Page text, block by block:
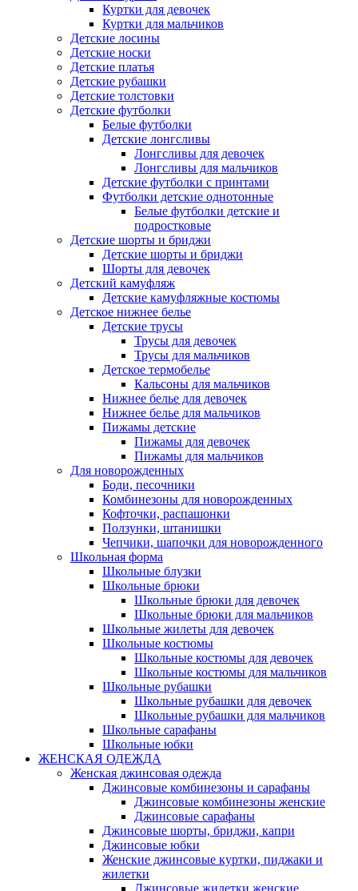
Куртки для девочек
Куртки для мальчиков
Детские лосины
Детские носки
Детские платья
Детские рубашки
Детские толстовки
Детские футболки
Белые футболки
Детские лонгсливы
Лонгсливы для девочек
Лонгсливы для мальчиков
Детские футболки с принтами
Футболки детские однотонные
Белые футболки детские и
подростковые
Детские шорты и бриджи
Детские шорты и бриджи
Шорты для девочек
Детский камуфляж
Детские камуфляжные костюмы
Детское нижнее белье
Детские трусы
Трусы для девочек
Трусы для мальчиков
Детское термобелье
Кальсоны для мальчиков
Нижнее белье для девочек
Нижнее белье для мальчиков
Пижамы детские
Пижамы для девочек
Пижамы для мальчиков
Для новорожденных
Боди, песочники
Комбинезоны для новорожденных
Кофточки, распашонки
Ползунки, штанишки
Чепчики, шапочки для новорожденного
Школьная форма
Школьные блузки
Школьные брюки
Школьные брюки для девочек
Школьные брюки для мальчиков
Школьные жилеты для девочек
Школьные костюмы
Школьные костюмы для девочек
Школьные костюмы для мальчиков
Школьные рубашки
Школьные рубашки для девочек
Школьные рубашки для мальчиков
Школьные сарафаны
Школьные юбки
ЖЕНСКАЯ ОДЕЖДА
Женская джинсовая одежда
Джинсовые комбинезоны и сарафаны
Джинсовые комбинезоны женские
Джинсовые сарафаны
Джинсовые шорты, бриджи, капри
Джинсовые юбки
Женские джинсовые куртки, пиджаки и
жилетки
Джинсовые жилетки женские